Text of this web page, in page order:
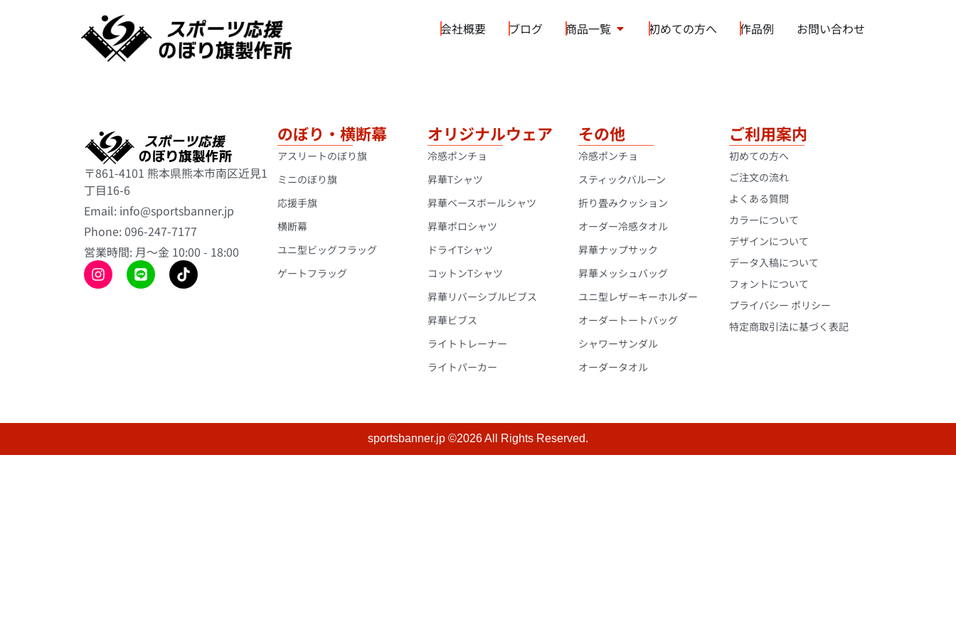
会社概要 ブログ 商品一覧 初めての方へ 作品例 お問い合わせ
〒861-4101 熊本県熊本市南区近見1
丁目16-6
Email: info@sportsbanner.jp
Phone: 096-247-7177
営業時間: 月〜金 10:00 - 18:00
のぼり・横断幕
アスリートのぼり旗
ミニのぼり旗
応援手旗
横断幕
ユニ型ビッグフラッグ
ゲートフラッグ
オリジナルウェア
冷感ポンチョ
昇華Tシャツ
昇華ベースボールシャツ
昇華ポロシャツ
ドライTシャツ
コットンTシャツ
昇華リバーシブルビブス
昇華ビブス
ライトトレーナー
ライトパーカー
その他
冷感ポンチョ
スティックバルーン
折り畳みクッション
オーダー冷感タオル
昇華ナップサック
昇華メッシュバッグ
ユニ型レザーキーホルダー
オーダートートバッグ
シャワーサンダル
オーダータオル
ご利用案内
初めての方へ
ご注文の流れ
よくある質問
カラーについて
デザインについて
データ入稿について
フォントについて
プライバシー ポリシー
特定商取引法に基づく表記
sportsbanner.jp ©2026 All Rights Reserved.